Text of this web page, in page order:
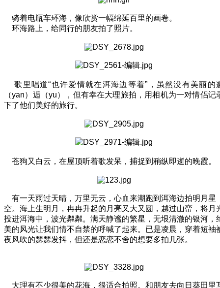
骑着电瓶车环海，像欣赏一幅绵延百里的画卷。
环海路上，给同行的朋友拍了照片。
歌里唱道“也许爱情就在洱海边等着”，虽然没有美丽的
（yan）逅（yu），但有幸在大理旅拍，用相机为一对情侣记
下了他们美好的旅行。
苍狗又白云，在屋顶听着歌发呆，捕捉到稍纵即逝的晚霞。
有一天雨过天晴，万里无云，心血来潮跑到洱海边拍明月星
空。海上生明月，冉冉升起的月亮又大又圆，越过山峦，将月
投进洱海中，波光粼粼。满天静谧的繁星，无垠清澈的银河，
美的风光让我们情不自禁的呼喊了起来。已是凌晨，穿着短袖
夜风吹的瑟瑟发抖，但还是恋恋不舍的想要多拍几张。
大理有不少很美的花海，很适合拍照。和朋友去向日葵田里